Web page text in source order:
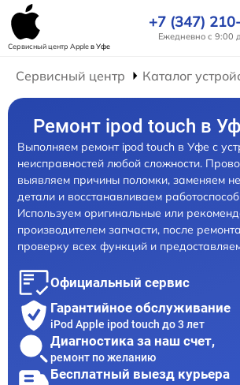
Сервисный центр Appleв Уфе
+7 (347)
Ежедневно с 9:00
Сервисный центр Каталог
Ремонт ipod touch в
Выполняем ремонт ipod touch в Уфе с
неисправностей любой сложности.
выявляем причины поломки, заменяем
детали и восстанавливаем
Используем оригинальные или
производителем запчасти, после
проверку всех функций и
Официальный сервис
Гарантийное обслуживание
iPod Apple ipod touch до 3 лет
Диагностика за наш счет,
ремонт по желанию
Бесплатный выезд курьера